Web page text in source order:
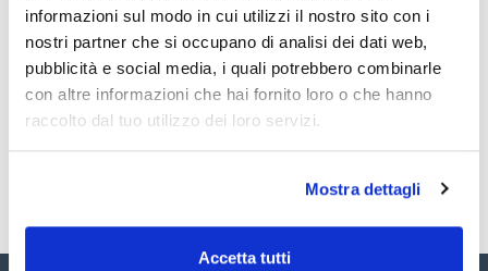
informazioni sul modo in cui utilizzi il nostro sito con i
nostri partner che si occupano di analisi dei dati web,
pubblicità e social media, i quali potrebbero combinarle
con altre informazioni che hai fornito loro o che hanno
raccolto dal tuo utilizzo dei loro servizi.
Mostra dettagli
Accetta tutti
Codice
PCB169K5ZT
Confezionamento
x1mL
Acquista
Disponibilità
Controlla le
scorte